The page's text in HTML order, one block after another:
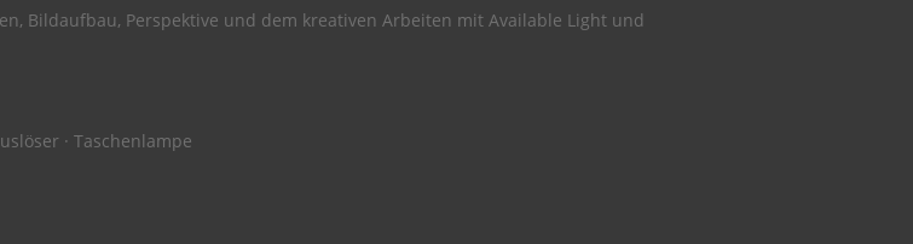
Bildaufbau, Perspektive und dem kreativen Arbeiten mit Available Light und
· Taschenlampe